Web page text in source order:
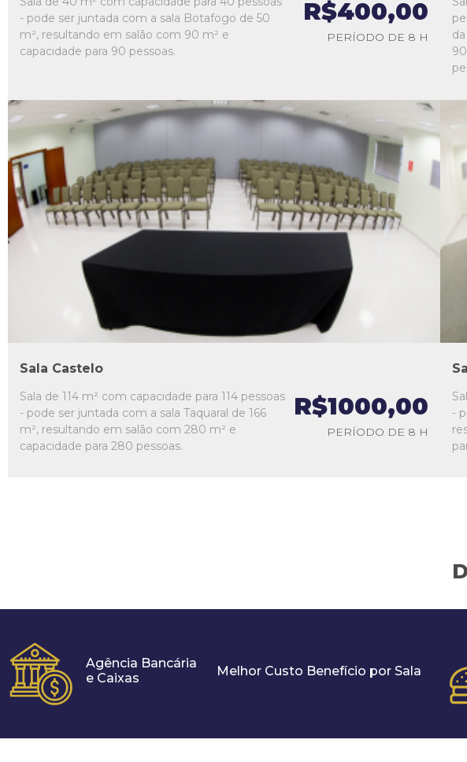
- pode ser juntada com a sala Botafogo de 50
m², resultando em salão com 90 m² e
capacidade para 90 pessoas.
R$400,00
PERÍODO DE 8 H
L1
L2
L3
L4
Sala Castelo
Sala de 114 m² com capacidade para 114 pessoas
- pode ser juntada com a sala Taquaral de 166
m², resultando em salão com 280 m² e
capacidade para 280 pessoas.
R$1000,00
PERÍODO DE 8 H
-
Agência Bancária
e Caixas
Melhor Custo Benefício por Sala